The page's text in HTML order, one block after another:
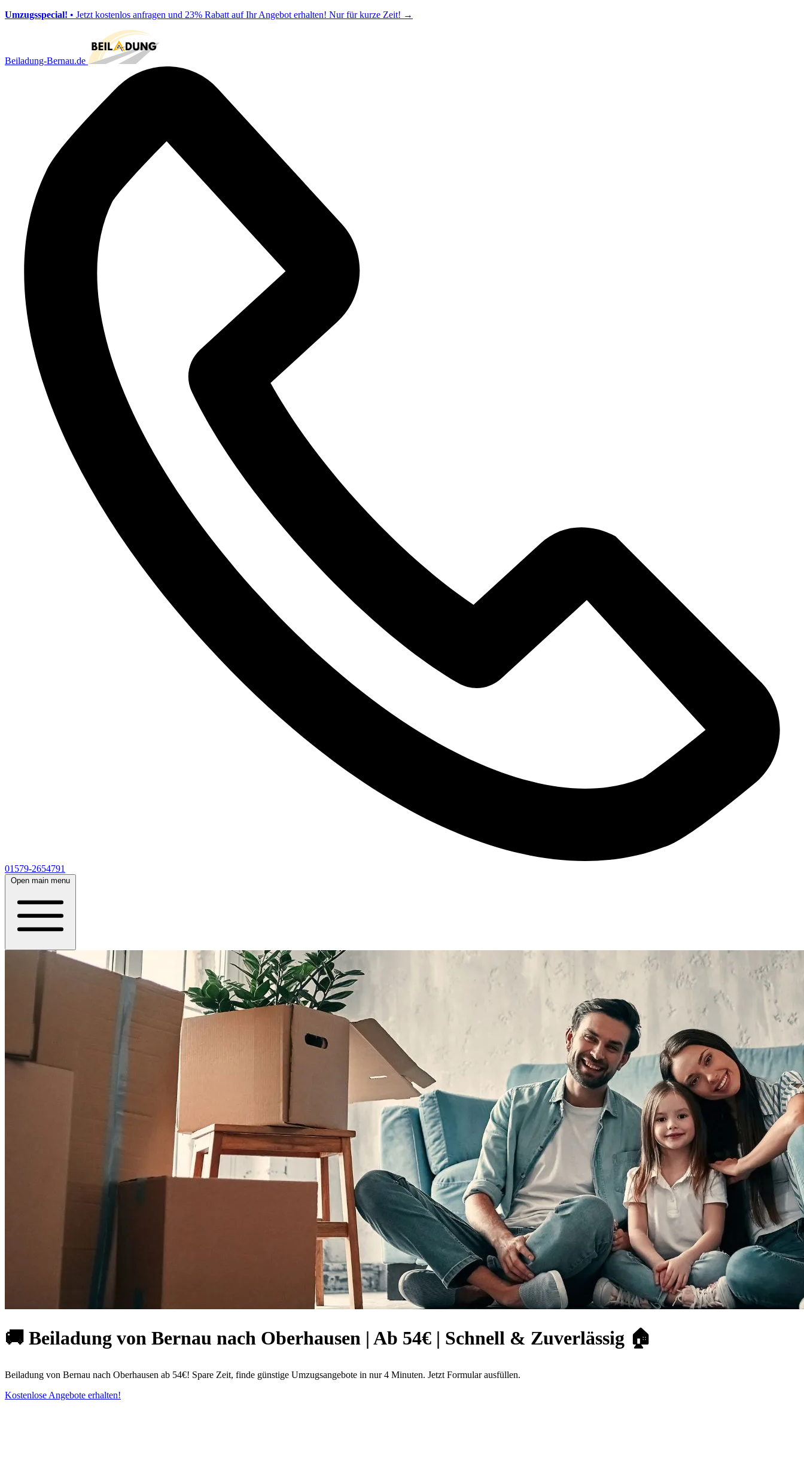
Umzugsspecial! • Jetzt kostenlos anfragen und 23% Rabatt auf Ihr Angebot erhalten! Nur für kurze Zeit! →
Beiladung-Bernau.de
01579-2654791
Open main menu
🚚 Beiladung von Bernau nach Oberhausen | Ab 54€ | Schnell & Zuverlässig 🏠
Beiladung von Bernau nach Oberhausen ab 54€! Spare Zeit, finde günstige Umzugsangebote in nur 4 Minuten. Jetzt Formular ausfüllen.
Kostenlose Angebote erhalten!